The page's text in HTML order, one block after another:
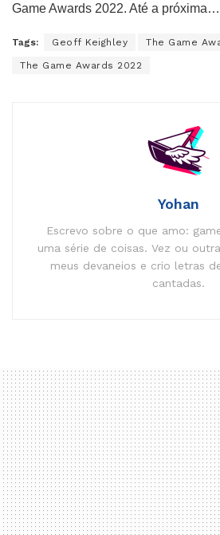
Game Awards 2022. Até a próxima…
Tags: Geoff Keighley The Game
The Game Awards 2022
Yohan
Escrevo sobre o que amo:
uma série de coisas. Vez ou
meus devaneios e crio letras
cantadas.